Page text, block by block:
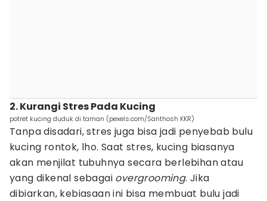
2. Kurangi Stres Pada Kucing
potret kucing duduk di taman (pexels.com/Santhosh KKR)
Tanpa disadari, stres juga bisa jadi penyebab bulu
kucing rontok, lho. Saat stres, kucing biasanya
akan menjilat tubuhnya secara berlebihan atau
yang dikenal sebagai overgrooming. Jika
dibiarkan, kebiasaan ini bisa membuat bulu jadi